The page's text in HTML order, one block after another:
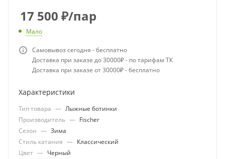
17 500 ₽/пар
Мало
Самовывоз сегодня - бесплатно
Доставка при заказе до 30000₽ - по тарифам ТК
Доставка при заказе от 30000₽ - бесплатно
Характеристики
Тип товара — Лыжные ботинки
Производитель — Fischer
Сезон — Зима
Стиль катания — Классический
Цвет — Черный